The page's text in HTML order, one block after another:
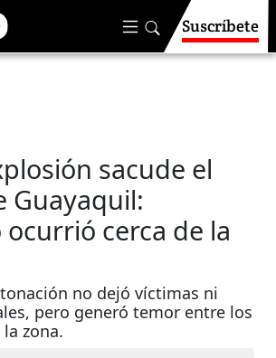
Suscríbete
sacude el
Guayaquil:
cerca de la
no dejó víctimas ni
pero generó temor entre los
zona.